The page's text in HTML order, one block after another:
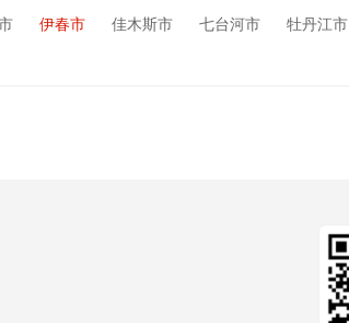
伊春市 佳木斯市 七台河市 牡丹江市